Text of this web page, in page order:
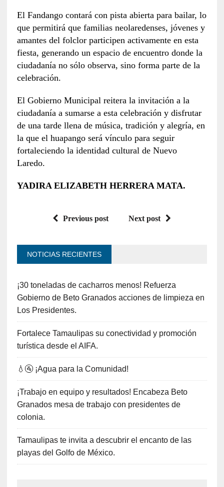
El Fandango contará con pista abierta para bailar, lo
que permitirá que familias neolaredenses, jóvenes y
amantes del folclor participen activamente en esta
fiesta, generando un espacio de encuentro donde la
ciudadanía no sólo observa, sino forma parte de la
celebración.
El Gobierno Municipal reitera la invitación a la
ciudadanía a sumarse a esta celebración y disfrutar
de una tarde llena de música, tradición y alegría, en
la que el huapango será vínculo para seguir
fortaleciendo la identidad cultural de Nuevo
Laredo.
YADIRA ELIZABETH HERRERA MATA.
Previous post Next post
NOTICIAS RECIENTES
¡30 toneladas de cacharros menos! Refuerza
Gobierno de Beto Granados acciones de limpieza en
Los Presidentes.
Fortalece Tamaulipas su conectividad y promoción
turística desde el AIFA.
💧🚰 ¡Agua para la Comunidad!
¡Trabajo en equipo y resultados! Encabeza Beto
Granados mesa de trabajo con presidentes de
colonia.
Tamaulipas te invita a descubrir el encanto de las
playas del Golfo de México.